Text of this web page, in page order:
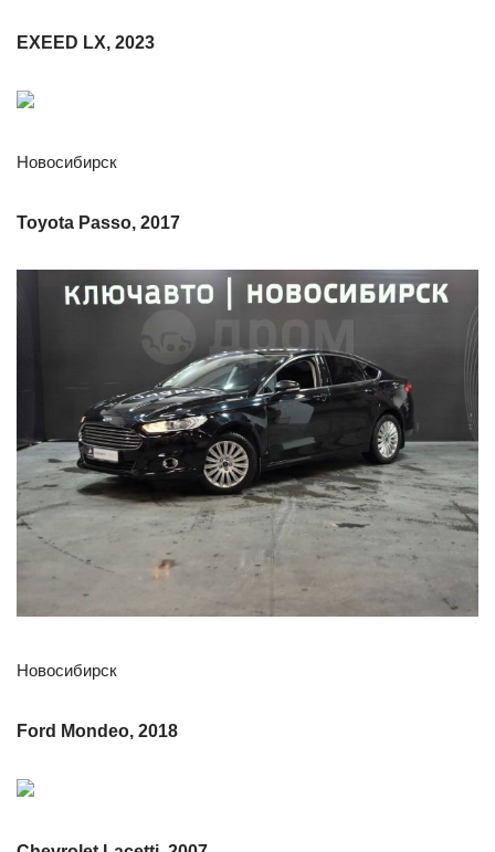
EXEED LX, 2023
Новосибирск
Toyota Passo, 2017
Новосибирск
Ford Mondeo, 2018